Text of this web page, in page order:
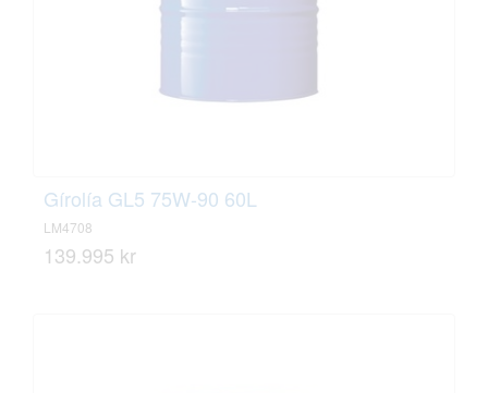
Gírolía GL5 75W-90 60L
LM4708
139.995 kr